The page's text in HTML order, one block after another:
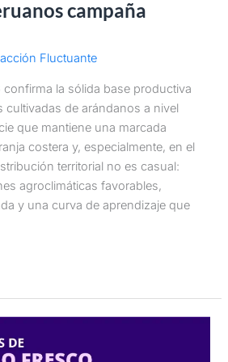
campaña
Fluctuante
la sólida base productiva
cultivadas de arándanos a nivel
que mantiene una marcada
costera y, especialmente, en el
territorial no es casual:
agroclimáticas favorables,
y una curva de aprendizaje que